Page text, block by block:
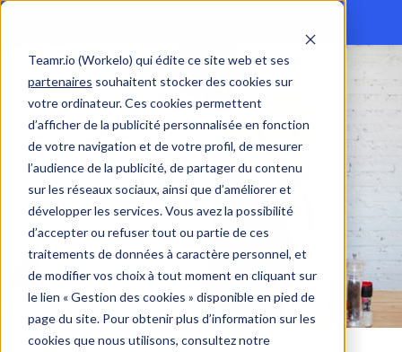
Teamr.io (Workelo) qui édite ce site web et ses
partenaires souhaitent stocker des cookies sur
votre ordinateur. Ces cookies permettent
d’afficher de la publicité personnalisée en fonction
de votre navigation et de votre profil, de mesurer
l’audience de la publicité, de partager du contenu
sur les réseaux sociaux, ainsi que d’améliorer et
développer les services. Vous avez la possibilité
d’accepter ou refuser tout ou partie de ces
traitements de données à caractère personnel, et
de modifier vos choix à tout moment en cliquant sur
le lien « Gestion des cookies » disponible en pied de
page du site. Pour obtenir plus d’information sur les
cookies que nous utilisons, consultez notre